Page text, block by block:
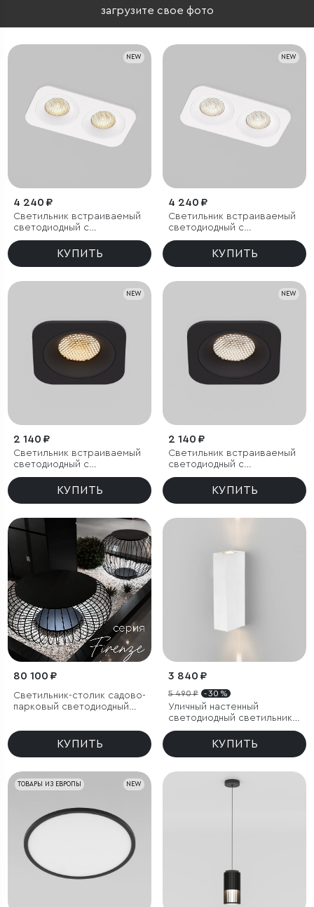
загрузите свое фото
NEW
4 240 ₽
Светильник встраиваемый
светодиодный с
антибликовой решеткой
Tetro 20W 3000K белый
КУПИТЬ
NEW
4 240 ₽
Светильник встраиваемый
светодиодный с
антибликовой решеткой
Tetro 20W 4000K белый
КУПИТЬ
NEW
2 140 ₽
Светильник встраиваемый
светодиодный с
антибликовой решеткой
Tetro 10W 3000K черный
КУПИТЬ
NEW
2 140 ₽
Светильник встраиваемый
светодиодный с
антибликовой решеткой
Tetro 10W 4000K черный
КУПИТЬ
80 100 ₽
Светильник-столик садово-
парковый светодиодный
КУПИТЬ
3 840 ₽
5 490 ₽ - 30 %
Уличный настенный
светодиодный светильник
Blaze LED IP65
КУПИТЬ
NEW
ТОВАРЫ ИЗ ЕВРОПЫ